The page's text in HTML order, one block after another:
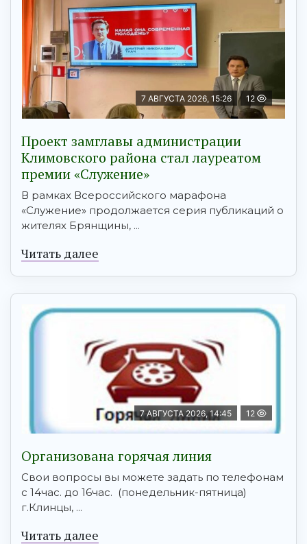
7 АВГУСТА 2026, 15:26 12
Проект замглавы администрации
Климовского района стал лауреатом
премии «Служение»
В рамках Всероссийского марафона
«Служение» продолжается серия публикаций о
жителях Брянщины, ...
Читать далее
7 АВГУСТА 2026, 14:45 12
Организована горячая линия
Свои вопросы вы можете задать по телефонам
с 14час. до 16час. (понедельник-пятница)
г.Клинцы, ...
Читать далее